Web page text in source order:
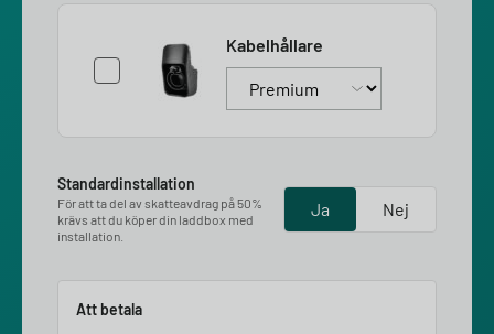
Kabelhållare
Standardinstallation
För att ta del av skatteavdrag på 50%
krävs att du köper din laddbox med
installation.
Ja Nej
Att betala